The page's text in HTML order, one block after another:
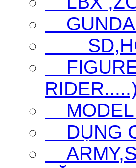
FIGURE
RIDER.....)
MODEL
DỤNG